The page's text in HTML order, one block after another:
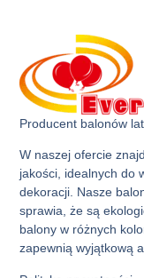
Producent balonów
W naszej ofercie
jakości, idealnych do
dekoracji. Nasze
sprawia, że są
balony w różnych
zapewnią wyjątkową